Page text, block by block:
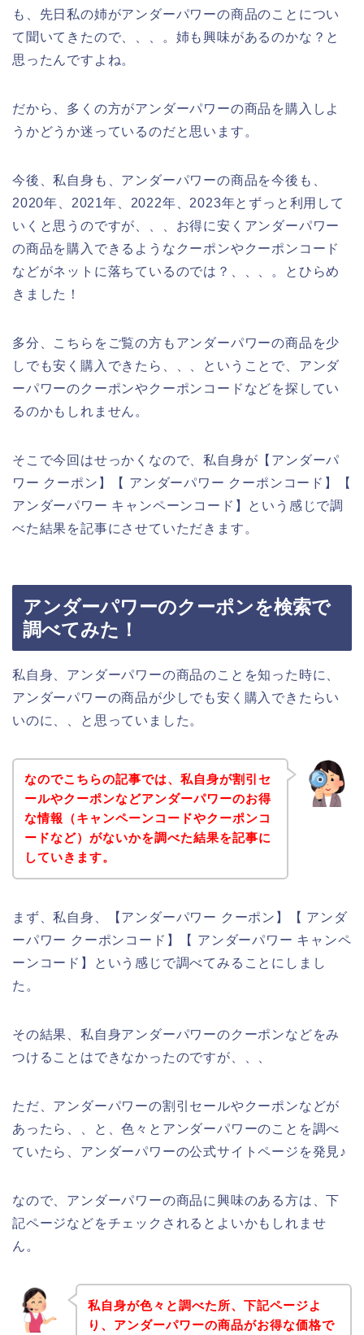
も、先日私の姉がアンダーパワーの商品のことについ
て聞いてきたので、、、。姉も興味があるのかな？と
思ったんですよね。
だから、多くの方がアンダーパワーの商品を購入しよ
うかどうか迷っているのだと思います。
今後、私自身も、アンダーパワーの商品を今後も、
2020年、2021年、2022年、2023年とずっと利用して
いくと思うのですが、、、お得に安くアンダーパワー
の商品を購入できるようなクーポンやクーポンコード
などがネットに落ちているのでは？、、、。とひらめ
きました！
多分、こちらをご覧の方もアンダーパワーの商品を少
しでも安く購入できたら、、、ということで、アンダ
ーパワーのクーポンやクーポンコードなどを探してい
るのかもしれません。
そこで今回はせっかくなので、私自身が【アンダーパ
ワー クーポン】【 アンダーパワー クーポンコード】【
アンダーパワー キャンペーンコード】という感じで調
べた結果を記事にさせていただきます。
アンダーパワーのクーポンを検索で
調べてみた！
私自身、アンダーパワーの商品のことを知った時に、
アンダーパワーの商品が少しでも安く購入できたらい
いのに、、と思っていました。
なのでこちらの記事では、私自身が割引セ
ールやクーポンなどアンダーパワーのお得
な情報（キャンペーンコードやクーポンコ
ードなど）がないかを調べた結果を記事に
していきます。
まず、私自身、【アンダーパワー クーポン】【 アンダ
ーパワー クーポンコード】【 アンダーパワー キャンペ
ーンコード】という感じで調べてみることにしまし
た。
その結果、私自身アンダーパワーのクーポンなどをみ
つけることはできなかったのですが、、、
ただ、アンダーパワーの割引セールやクーポンなどが
あったら、、と、色々とアンダーパワーのことを調べ
ていたら、アンダーパワーの公式サイトページを発見♪
なので、アンダーパワーの商品に興味のある方は、下
記ページなどをチェックされるとよいかもしれませ
ん。
私自身が色々と調べた所、下記ページよ
り、アンダーパワーの商品がお得な価格で